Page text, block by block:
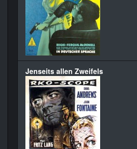
Jenseits allen Zweifels